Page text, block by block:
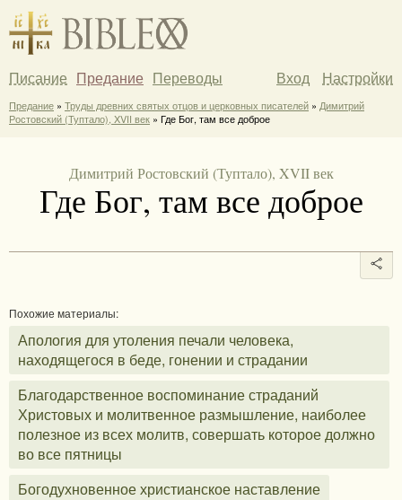
Писание Предание Переводы Вход Настройки
Предание » Труды древних святых отцов и церковных писателей » Димитрий
Ростовский (Туптало), XVII век » Где Бог, там все доброе
Димитрий Ростовский (Туптало), XVII век
Где Бог, там все доброе
Похожие материалы:
Апология для утоления печали человека,
находящегося в беде, гонении и страдании
Благодарственное воспоминание страданий
Христовых и молитвенное размышление, наиболее
полезное из всех молитв, совершать которое должно
во все пятницы
Богодухновенное христианское наставление